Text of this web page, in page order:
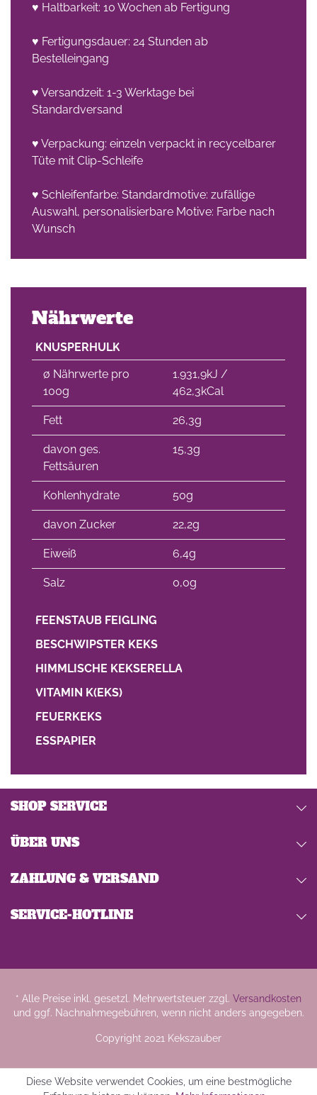
♥ Haltbarkeit: 10 Wochen ab Fertigung
♥ Fertigungsdauer: 24 Stunden ab
Bestelleingang
♥ Versandzeit: 1-3 Werktage bei
Standardversand
♥ Verpackung: einzeln verpackt in recycelbarer
Tüte mit Clip-Schleife
♥ Schleifenfarbe: Standardmotive: zufällige
Auswahl, personalisierbare Motive: Farbe nach
Wunsch
Nährwerte
KNUSPERHULK
∅ Nährwerte pro
100g
1.931,9kJ /
462,3kCal
Fett 26,3g
davon ges.
Fettsäuren
15,3g
Kohlenhydrate 50g
davon Zucker 22,2g
Eiweiß 6,4g
Salz 0,0g
FEENSTAUB FEIGLING
BESCHWIPSTER KEKS
HIMMLISCHE KEKSERELLA
VITAMIN K(EKS)
FEUERKEKS
ESSPAPIER
SERVICE-HOTLINE
SHOP SERVICE
ÜBER UNS
ZAHLUNG & VERSAND
* Alle Preise inkl. gesetzl. Mehrwertsteuer zzgl. Versandkosten
und ggf. Nachnahmegebühren, wenn nicht anders angegeben.
Copyright 2021 Kekszauber
Diese Website verwendet Cookies, um eine bestmögliche